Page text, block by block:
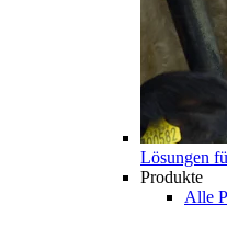
Lösungen
Produkte
Alle